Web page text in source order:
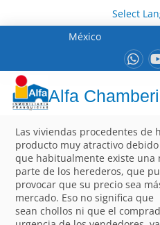
Select
México
Alfa Chamberi
Las viviendas procedentes de
producto muy atractivo debido
que habitualmente existe una
parte de los herederos, que
provocar que su precio sea
mercado. Eso no significa que
sean chollos ni que el